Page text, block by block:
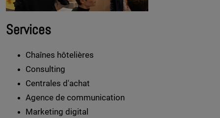
Services
Chaînes hôtelières
Consulting
Centrales d'achat
Agence de communication
Marketing digital